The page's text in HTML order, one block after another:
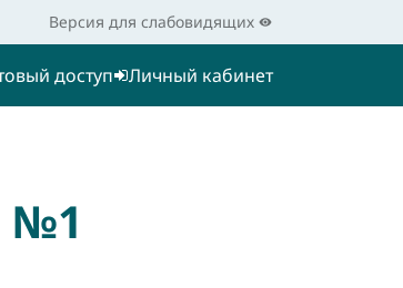
Версия для слабовидящих
доступ Личный кабинет
№1